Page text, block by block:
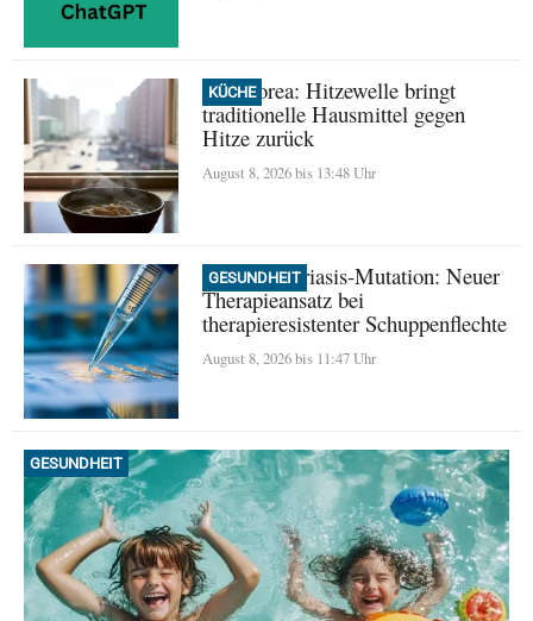
KÜCHE
Nordkorea: Hitzewelle bringt
traditionelle Hausmittel gegen
Hitze zurück
August 8, 2026 bis 13:48 Uhr
GESUNDHEIT
Seltene Psoriasis-Mutation: Neuer
Therapieansatz bei
therapieresistenter Schuppenflechte
August 8, 2026 bis 11:47 Uhr
GESUNDHEIT